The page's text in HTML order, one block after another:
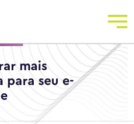
mais
para seu e-